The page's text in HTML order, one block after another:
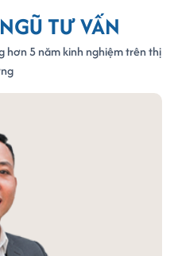
nước không giới hạn
văn phòng trọn
phép kinh doanh.
TƯ VẤN
hơn 5 năm kinh nghiệm trên thị